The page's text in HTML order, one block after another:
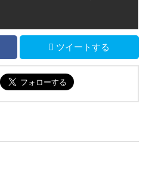
ツイートする